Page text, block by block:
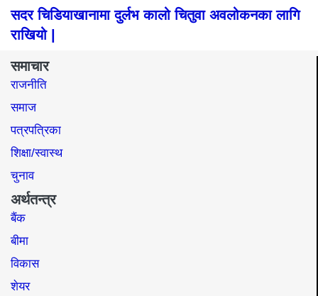
सदर चिडियाखानामा दुर्लभ कालो चितुवा अवलोकनका लागि
राखियो |
समाचार
राजनीति
समाज​
पत्रपत्रिका
शिक्षा/स्वास्थ
चुनाव
अर्थतन्त्र
बैंक
बीमा
विकास
शेयर